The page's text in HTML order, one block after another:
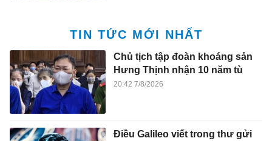
TIN TỨC MỚI NHẤT
Chủ tịch tập đoàn khoáng sản
Hưng Thịnh nhận 10 năm tù
20:42 7/8/2026
Điều Galileo viết trong thư gửi